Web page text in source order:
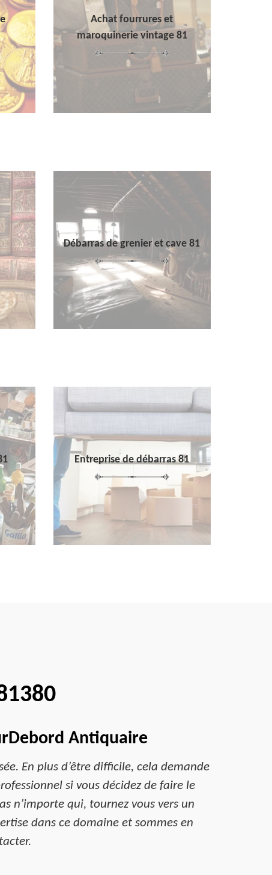
Achat fourrures et
maroquinerie vintage 81
Débarras de grenier et cave 81
Entreprise de débarras 81
Antiquaire
En plus d’être difficile, cela demande
si vous décidez de faire le
n’importe qui, tournez vous vers un
dans ce domaine et sommes en